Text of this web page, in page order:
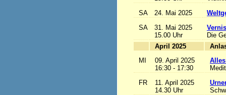
SA
24. Mai 2025
SA
31. Mai 2025
15.00 Uhr
Die
April 2025
MI
09. April 2025
16:30 - 17:30
FR
11. April 2025
14.30 Uhr